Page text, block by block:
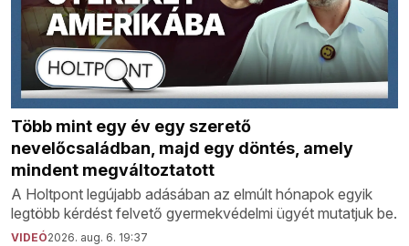
Több mint egy év egy szerető
nevelőcsaládban, majd egy döntés, amely
mindent megváltoztatott
A Holtpont legújabb adásában az elmúlt hónapok egyik
legtöbb kérdést felvető gyermekvédelmi ügyét mutatjuk be.
VIDEÓ2026. aug. 6. 19:37